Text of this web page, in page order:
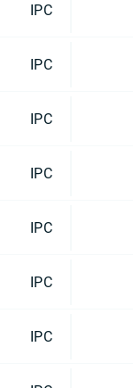
IPC
IPC
IPC
IPC
IPC
IPC
IPC